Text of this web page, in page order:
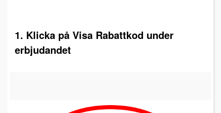
1. Klicka på Visa Rabattkod under
erbjudandet